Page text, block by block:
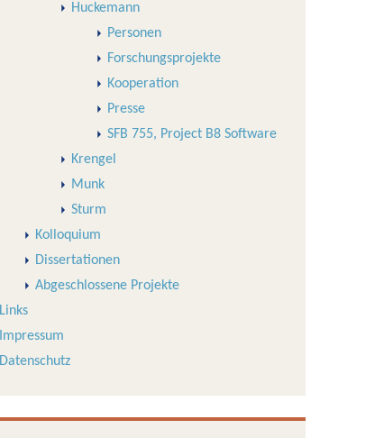
Huckemann
Personen
Forschungsprojekte
Kooperation
Presse
SFB 755, Project B8 Software
Krengel
Munk
Sturm
Kolloquium
Dissertationen
Abgeschlossene Projekte
Links
Impressum
Datenschutz